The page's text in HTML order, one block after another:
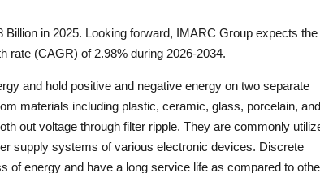
in 2025. Looking forward, IMARC Group expects the
rate (CAGR) of 2.98% during 2026-2034.
and hold positive and negative energy on two separate
materials including plastic, ceramic, glass, porcelain, and
out voltage through filter ripple. They are commonly
supply systems of various electronic devices. Discrete
energy and have a long service life as compared to